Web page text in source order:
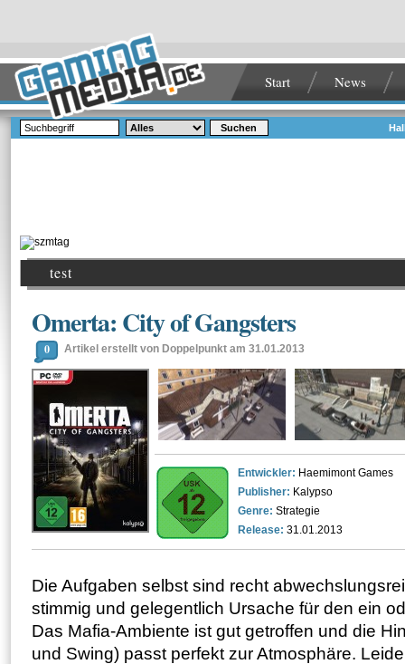
Start News
Suchen
test
Omerta: City of Gangsters
0 Artikel erstellt von Doppelpunkt am 31.01.2013
Entwickler: Haemimont Games
Publisher: Kalypso
Genre: Strategie
Release: 31.01.2013
Die Aufgaben selbst sind recht
stimmig und gelegentlich Ursache für den ein
Das Mafia-Ambiente ist gut getroffen und die
und Swing) passt perfekt zur Atmosphäre.